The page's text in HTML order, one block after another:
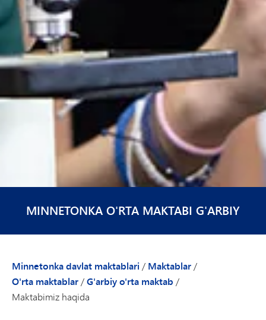
MINNETONKA O'RTA MAKTABI G'ARBIY
Minnetonka davlat maktablari / Maktablar/
O'rta maktablar/G'arbiy o'rta maktab /
Maktabimiz haqida